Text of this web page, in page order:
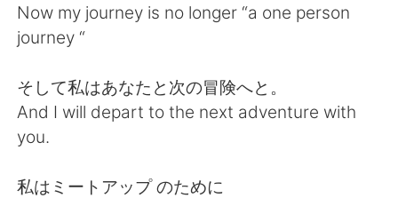
Now my journey is no longer “a one person
journey “
そして私はあなたと次の冒険へと。
And I will depart to the next adventure with
you.
私はミートアップ のために